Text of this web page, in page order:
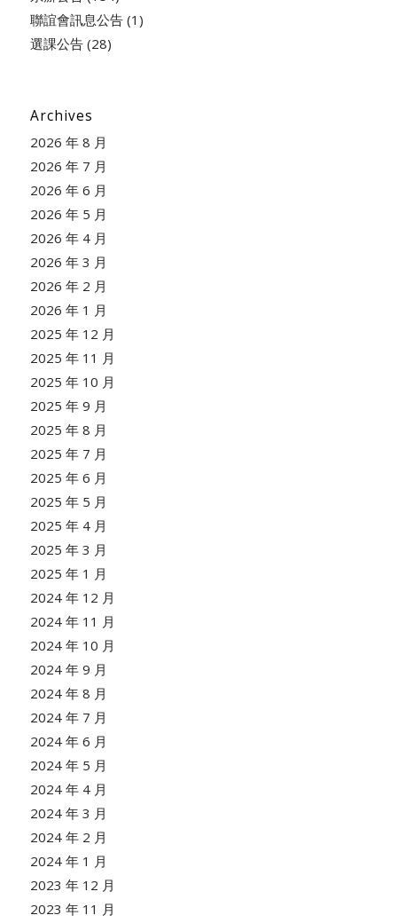
聯誼會訊息公告(1)
選課公告(28)
Archives
2026 年 8 月
2026 年 7 月
2026 年 6 月
2026 年 5 月
2026 年 4 月
2026 年 3 月
2026 年 2 月
2026 年 1 月
2025 年 12 月
2025 年 11 月
2025 年 10 月
2025 年 9 月
2025 年 8 月
2025 年 7 月
2025 年 6 月
2025 年 5 月
2025 年 4 月
2025 年 3 月
2025 年 1 月
2024 年 12 月
2024 年 11 月
2024 年 10 月
2024 年 9 月
2024 年 8 月
2024 年 7 月
2024 年 6 月
2024 年 5 月
2024 年 4 月
2024 年 3 月
2024 年 2 月
2024 年 1 月
2023 年 12 月
2023 年 11 月